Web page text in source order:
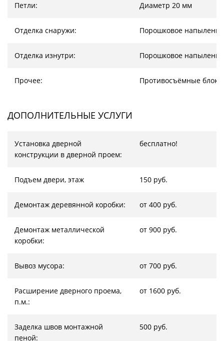
Петли: Диаметр 20 мм
Отделка снаружи: Порошковое напыление
Отделка изнутри: Порошковое напыление
Прочее: Противосъёмные
ДОПОЛНИТЕЛЬНЫЕ УСЛУГИ
Установка дверной
конструкции в дверной проем:
бесплатно!
Подъем двери, этаж 150 руб.
Демонтаж деревянной коробки: от 400 руб.
Демонтаж металлической
коробки:
от 900 руб.
Вывоз мусора: от 700 руб.
Расширение дверного проема,
п.м.:
от 1600 руб.
Заделка швов монтажной
пеной:
500 руб.